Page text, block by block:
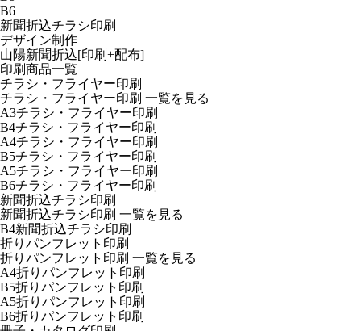
B6
新聞折込チラシ印刷
デザイン制作
山陽新聞折込[印刷+配布]
印刷商品一覧
チラシ・フライヤー印刷
チラシ・フライヤー印刷 一覧を見る
A3チラシ・フライヤー印刷
B4チラシ・フライヤー印刷
A4チラシ・フライヤー印刷
B5チラシ・フライヤー印刷
A5チラシ・フライヤー印刷
B6チラシ・フライヤー印刷
新聞折込チラシ印刷
新聞折込チラシ印刷 一覧を見る
B4新聞折込チラシ印刷
折りパンフレット印刷
折りパンフレット印刷 一覧を見る
A4折りパンフレット印刷
B5折りパンフレット印刷
A5折りパンフレット印刷
B6折りパンフレット印刷